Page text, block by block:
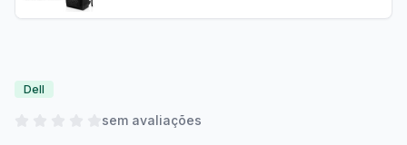
Dell
sem avaliações